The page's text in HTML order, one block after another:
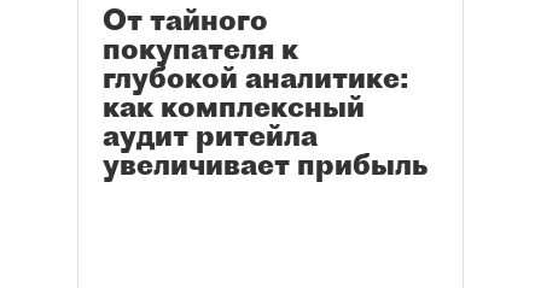
От тайного
покупателя к
глубокой аналитике:
как комплексный
аудит ритейла
увеличивает прибыль